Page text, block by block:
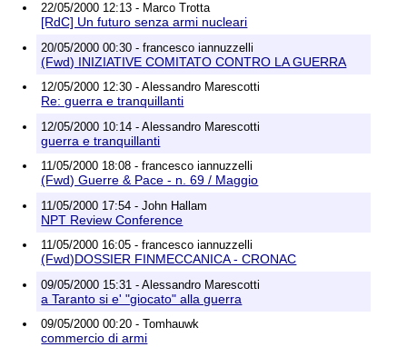
22/05/2000 12:13 - Marco Trotta
[RdC] Un futuro senza armi nucleari
20/05/2000 00:30 - francesco iannuzzelli
(Fwd) INIZIATIVE COMITATO CONTRO LA GUERRA
12/05/2000 12:30 - Alessandro Marescotti
Re: guerra e tranquillanti
12/05/2000 10:14 - Alessandro Marescotti
guerra e tranquillanti
11/05/2000 18:08 - francesco iannuzzelli
(Fwd) Guerre & Pace - n. 69 / Maggio
11/05/2000 17:54 - John Hallam
NPT Review Conference
11/05/2000 16:05 - francesco iannuzzelli
(Fwd)DOSSIER FINMECCANICA - CRONAC
09/05/2000 15:31 - Alessandro Marescotti
a Taranto si e' "giocato" alla guerra
09/05/2000 00:20 - Tomhauwk
commercio di armi